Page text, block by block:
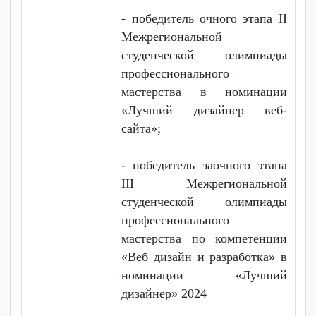
медиа-центра «Движ» и
команды КВН колледжа,
победитель
профессиональных конкурсов
и олимпиад.
Достижения:
олимпиады дисциплин
математического и общего
естественнонаучного цикла
среди обучающихся
профессиональных
образовательных
организаций Хабаровского